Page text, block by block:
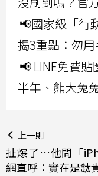
📢國家級「行
揭3重點：勿
📢 LINE免費
半年、熊大兔
上一則
扯爆了…他問「
網直呼：實在是鈦